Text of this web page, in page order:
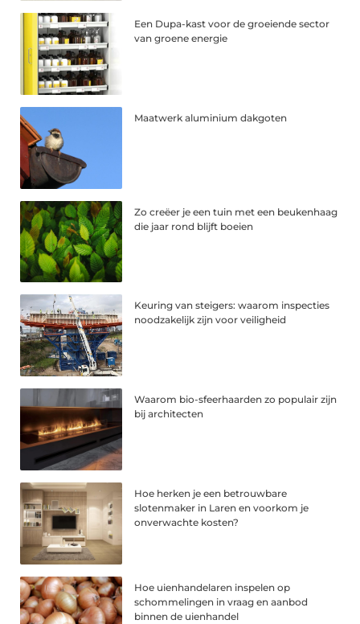
Een Dupa-kast voor de groeiende sector
van groene energie
Maatwerk aluminium dakgoten
Zo creëer je een tuin met een beukenhaag
die jaar rond blijft boeien
Keuring van steigers: waarom inspecties
noodzakelijk zijn voor veiligheid
Waarom bio-sfeerhaarden zo populair zijn
bij architecten
Hoe herken je een betrouwbare
slotenmaker in Laren en voorkom je
onverwachte kosten?
Hoe uienhandelaren inspelen op
schommelingen in vraag en aanbod
binnen de uienhandel